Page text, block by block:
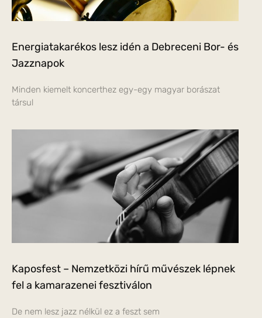
Energiatakarékos lesz idén a Debreceni Bor- és
Jazznapok
Minden kiemelt koncerthez egy-egy magyar borászat
társul
Kaposfest – Nemzetközi hírű művészek lépnek
fel a kamarazenei fesztiválon
De nem lesz jazz nélkül ez a feszt sem